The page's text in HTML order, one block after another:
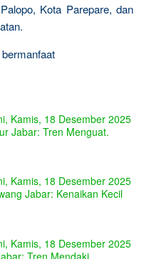
Kota Parepare, dan
Kamis, 18 Desember 2025
Jabar: Tren Menguat.
Kamis, 18 Desember 2025
Jabar: Kenaikan Kecil
Kamis, 18 Desember 2025
Tren Mendaki